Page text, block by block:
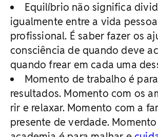
Equilíbrio não significa
igualmente entre a vida
profissional. É saber fazer os
consciência de quando deve
quando frear em cada uma
Momento de trabalho é
resultados. Momento com os
rir e relaxar. Momento com a
presente de verdade.